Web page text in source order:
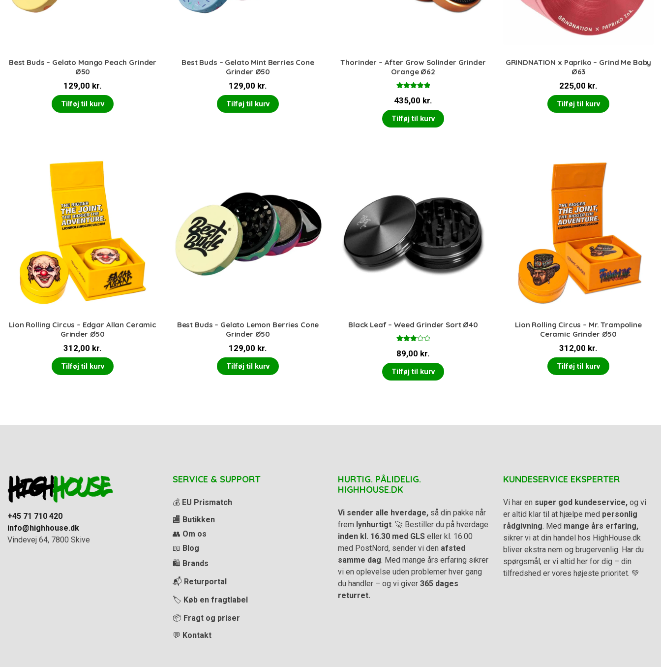
Best Buds – Gelato Mango Peach Grinder
Ø50
129,00 kr.
Tilføj til kurv
Best Buds – Gelato Mint Berries Cone
Grinder Ø50
129,00 kr.
Tilføj til kurv
Thorinder – After Grow Solinder Grinder
Orange Ø62
5.00 ud af 5
435,00 kr.
Tilføj til kurv
GRINDNATION x Papriko – Grind Me Baby
Ø63
225,00 kr.
Tilføj til kurv
Lion Rolling Circus – Edgar Allan Ceramic
Grinder Ø50
312,00 kr.
Tilføj til kurv
Best Buds – Gelato Lemon Berries Cone
Grinder Ø50
129,00 kr.
Tilføj til kurv
Black Leaf – Weed Grinder Sort Ø40
et3.00
ud af 5
89,00 kr.
Tilføj til kurv
Lion Rolling Circus – Mr. Trampoline
Ceramic Grinder Ø50
312,00 kr.
Tilføj til kurv
+45 71 710 420
info@highhouse.dk
Vindevej 64, 7800 Skive
SERVICE & SUPPORT
💰 EU Prismatch
🏬 Butikken
👥 Om os
📖 Blog
🛍️ Brands
📬 Returportal
🏷️ Køb en fragtlabel
📦 Fragt og priser
💬 Kontakt
HURTIG. PÅLIDELIG.
HIGHHOUSE.DK
Vi sender alle hverdage, så din pakke når
frem lynhurtigt . 🚀 Bestiller du på hverdage
inden kl. 16.30 med GLS eller kl. 16.00
med PostNord, sender vi den afsted
samme dag . Med mange års erfaring sikrer
vi en oplevelse uden problemer hver gang
du handler – og vi giver 365 dages
returret.
KUNDESERVICE EKSPERTER
Vi har en super god kundeservice, og vi
er altid klar til at hjælpe med personlig
rådgivning . Med mange års erfaring,
sikrer vi at din handel hos HighHouse.dk
bliver ekstra nem og brugervenlig. Har du
spørgsmål, er vi altid her for dig – din
tilfredshed er vores højeste prioritet. 💚